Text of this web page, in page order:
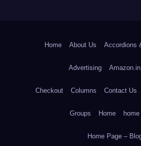
Home About Us Accordions
Advertising Amazon.in
Checkout Columns Contact Us
Groups Home home
Home Page –